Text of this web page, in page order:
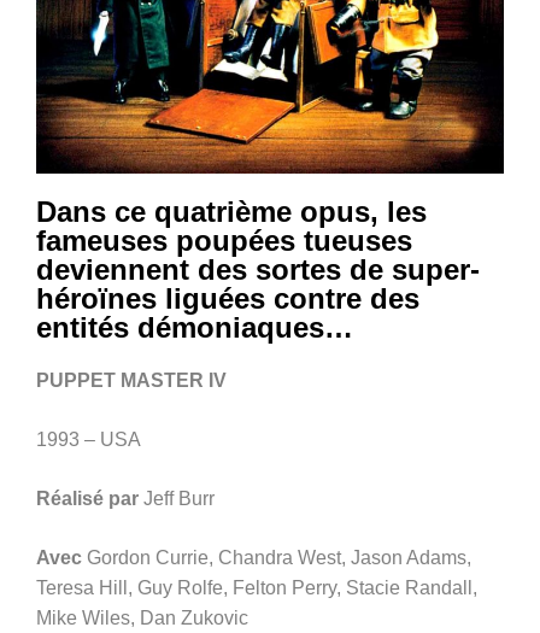
Dans ce quatrième opus, les
fameuses poupées tueuses
deviennent des sortes de super-
héroïnes liguées contre des
entités démoniaques…
PUPPET MASTER IV
1993 – USA
Réalisé par Jeff Burr
Avec Gordon Currie, Chandra West, Jason Adams,
Teresa Hill, Guy Rolfe, Felton Perry, Stacie Randall,
Mike Wiles, Dan Zukovic